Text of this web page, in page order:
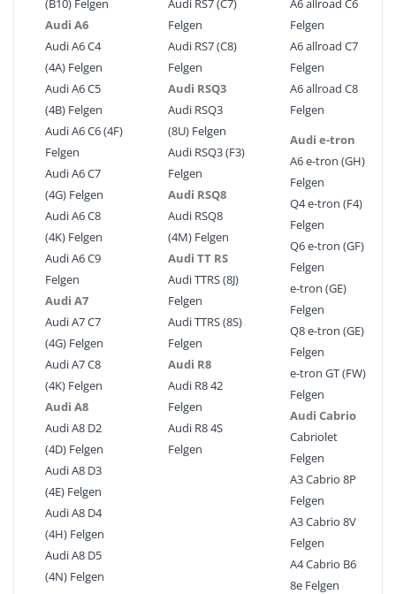
(B10) Felgen
Audi A6
Audi A6 C4
(4A) Felgen
Audi A6 C5
(4B) Felgen
Audi A6 C6 (4F)
Felgen
Audi A6 C7
(4G) Felgen
Audi A6 C8
(4K) Felgen
Audi A6 C9
Felgen
Audi A7
Audi A7 C7
(4G) Felgen
Audi A7 C8
(4K) Felgen
Audi A8
Audi A8 D2
(4D) Felgen
Audi A8 D3
(4E) Felgen
Audi A8 D4
(4H) Felgen
Audi A8 D5
(4N) Felgen
Audi RS7 (C7)
Felgen
Audi RS7 (C8)
Felgen
Audi RSQ3
Audi RSQ3
(8U) Felgen
Audi RSQ3 (F3)
Felgen
Audi RSQ8
Audi RSQ8
(4M) Felgen
Audi TT RS
Audi TTRS (8J)
Felgen
Audi TTRS (8S)
Felgen
Audi R8
Audi R8 42
Felgen
Audi R8 4S
Felgen
A6 allroad C6
Felgen
A6 allroad C7
Felgen
A6 allroad C8
Felgen
Audi e-tron
A6 e-tron (GH)
Felgen
Q4 e-tron (F4)
Felgen
Q6 e-tron (GF)
Felgen
e-tron (GE)
Felgen
Q8 e-tron (GE)
Felgen
e-tron GT (FW)
Felgen
Audi Cabrio
Cabriolet
Felgen
A3 Cabrio 8P
Felgen
A3 Cabrio 8V
Felgen
A4 Cabrio B6
8e Felgen